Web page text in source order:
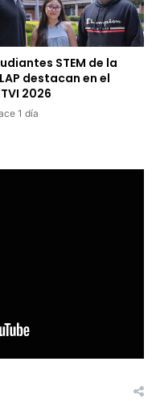
STEM de la
destacan en el
2026
1 día